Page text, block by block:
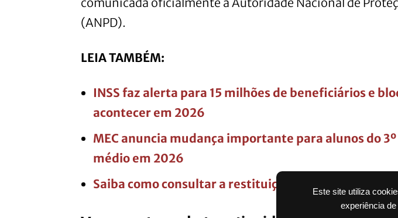
Este site utiliza
experiência
(ANPD).
LEIA TAMBÉM:
INSS faz alerta para 15 milhões de beneficiários e
acontecer em 2026
MEC anuncia mudança importante para alunos do
médio em 2026
Saiba como consultar a restituição do Imposto de